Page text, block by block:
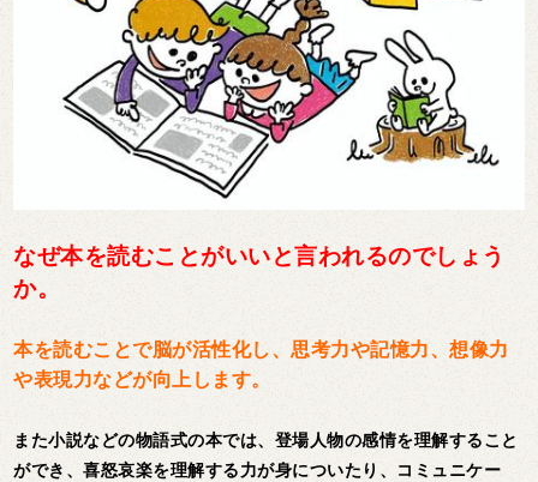
なぜ本を読むことがいいと言われるのでしょう
か。
本を読むことで脳が活性化し、思考力や記憶力、想像力
や表現力などが向上します。
また小説などの物語式の本では、登場人物の感情を理解すること
ができ、喜怒哀楽を理解する力が身についたり、コミュニケー